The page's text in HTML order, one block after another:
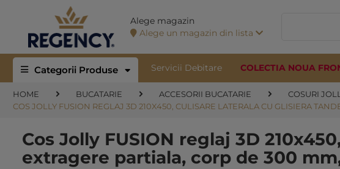
Alege magazin
Alege un magazin din lista
Categorii Produse Servicii Debitare COLECTIA NOUA
HOME BUCATARIE ACCESORII BUCATARIE
COSURI
COS JOLLY FUSION REGLAJ 3D 210X450, CULISARE LATERALA CU GLISIERA
Cos Jolly FUSION reglaj 3D
extragere partiala, corp de 300